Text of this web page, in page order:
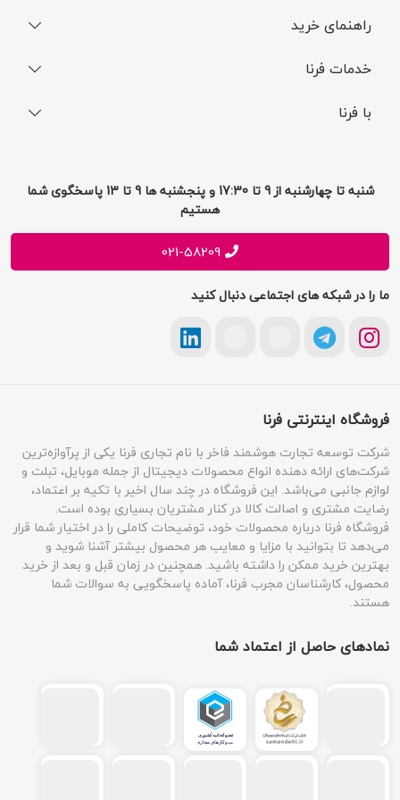
راهنمای خرید
فرایند ارسال سفارش
راهنمای خرید اقساطی
خدمات فرنا
افتخارات فرنا
شرایط و قوانین
با فرنا
فرصت های شغلی
پیشنهادات و انتقادات
شنبه تا چهارشنبه از 9 تا 17:30 و پنجشنبه ها 9 تا 13 پاسخگوی شما
هستیم
021-58209
ما را در شبکه های اجتماعی دنبال کنید
فروشگاه اینترنتی فرنا
شرکت توسعه تجارت هوشمند فاخر با نام تجاری فرنا یکی از پرآوازه‌ترین
شرکت‌های ارائه دهنده انواع محصولات دیجیتال از جمله موبایل، تبلت و
لوازم جانبی می‌باشد. این فروشگاه در چند سال اخیر با تکیه بر اعتماد،
رضایت مشتری و اصالت کالا در کنار مشتریان بسیاری بوده است.
فروشگاه فرنا درباره محصولات خود، توضیحات کاملی را در اختیار شما قرار
می‌دهد تا بتوانید با مزایا و معایب هر محصول بیشتر آشنا شوید و
بهترین خرید ممکن را داشته باشید. همچنین در زمان قبل و بعد از خرید
محصول، کارشناسان مجرب فرنا، آماده پاسخگویی به سوالات شما
هستند.
نمادهای حاصل از اعتماد شما